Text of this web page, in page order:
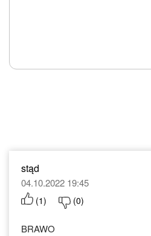
stąd
04.10.2022 19:45
(1) (0)
BRAWO